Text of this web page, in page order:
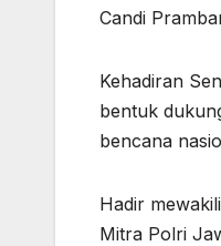
Candi
Kehadiran
bentuk
bencana
Hadir
Mitra Polri